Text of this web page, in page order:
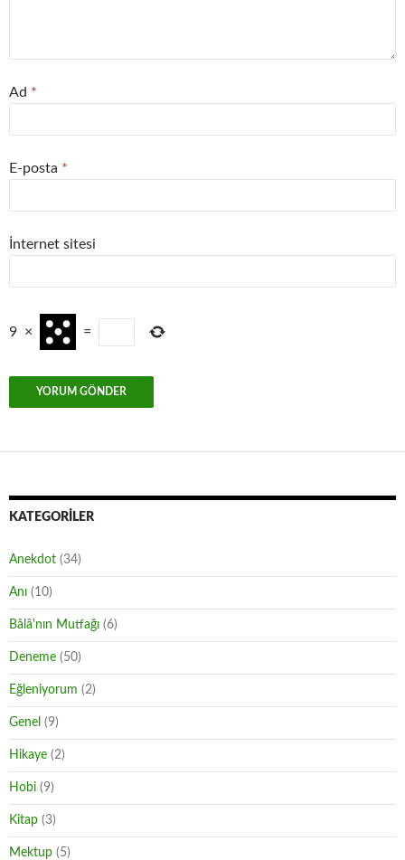
Ad *
E-posta *
İnternet sitesi
9 × =
KATEGORILER
Anekdot (34)
Anı (10)
Bâlâ'nın Mutfağı (6)
Deneme (50)
Eğleniyorum (2)
Genel (9)
Hikaye (2)
Hobi (9)
Kitap (3)
Mektup (5)